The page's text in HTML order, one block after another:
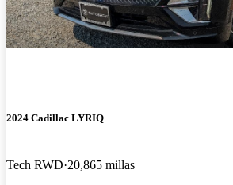
2024 Cadillac LYRIQ
Tech RWD 20,865 millas